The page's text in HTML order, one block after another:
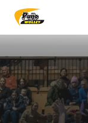
Siirry
sivun
Sivuston etusivulle